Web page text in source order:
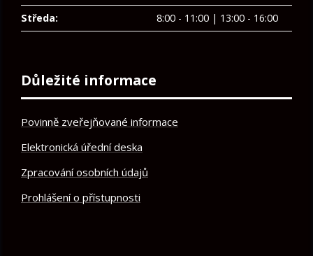
Středa:
8:00 - 11:00 | 13:00 - 16:00
Důležité informace
Povinně zveřejňované informace
Elektronická úřední deska
Zpracování osobních údajů
Prohlášení o přístupnosti